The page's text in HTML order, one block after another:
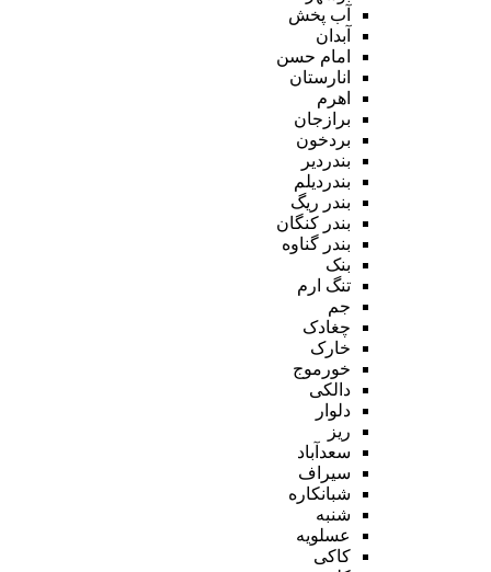
آب پخش
آبدان
امام حسن
انارستان
اهرم
برازجان
بردخون
بندردیر
بندردیلم
بندر ریگ
بندر کنگان
بندر گناوه
بنک
تنگ ارم
جم
چغادک
خارک
خورموج
دالکی
دلوار
ریز
سعدآباد
سیراف
شبانکاره
شنبه
عسلویه
کاکی